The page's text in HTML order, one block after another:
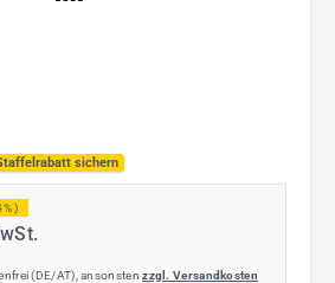
sichern
)
(DE/AT), ansonstenzzgl. Versandkosten